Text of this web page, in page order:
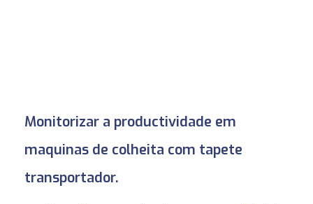
Monitorizar a productividade em
maquinas de colheita com tapete
transportador.